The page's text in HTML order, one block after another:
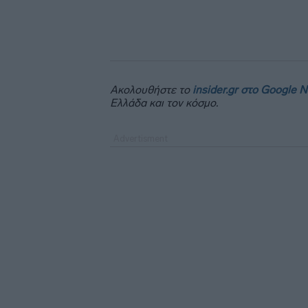
Ακολουθήστε το insider.gr στο Google
Ελλάδα και τον κόσμο.